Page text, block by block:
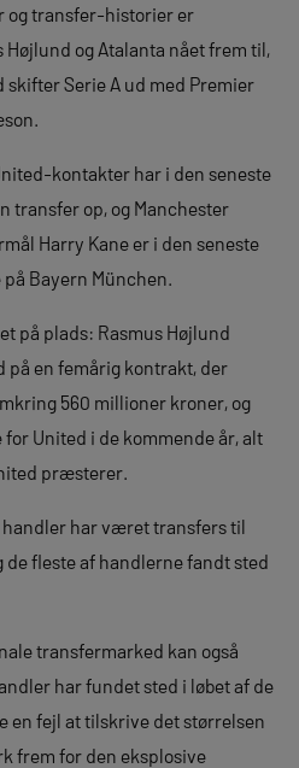
og transfer-historier er
Højlund og Atalanta nået frem til,
Serie A ud med Premier
kontakter har i den seneste
transfer op, og Manchester
Harry Kane er i den seneste
Bayern München.
på plads: Rasmus Højlund
på en femårig kontrakt, der
560 millioner kroner, og
United i de kommende år, alt
præsterer.
handler har været transfers til
fleste af handlerne fandt sted
transfermarked kan også
har fundet sted i løbet af de
en fejl at tilskrive det størrelsen
frem for den eksplosive